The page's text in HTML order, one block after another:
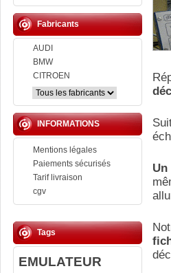
Fabricants
AUDI
BMW
CITROEN
INFORMATIONS
Mentions légales
Paiements sécurisés
Tarif livraison
cgv
Tags
EMULATEUR